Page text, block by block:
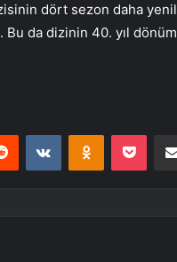
dört sezon daha
da dizinin 40. yıl
Reddit VKontakteOdnoklassniki
Pocket